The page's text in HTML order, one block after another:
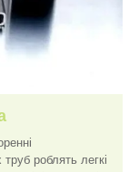
роблять легкі